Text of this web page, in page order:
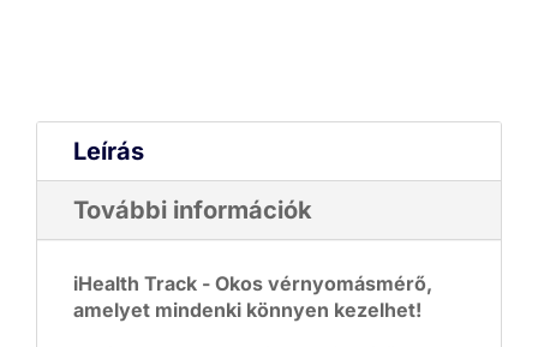
Leírás
További információk
iHealth Track - Okos vérnyomásmérő,
amelyet mindenki könnyen kezelhet!